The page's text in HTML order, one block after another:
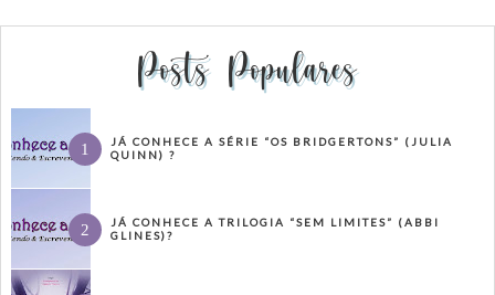
Posts Populares
JÁ CONHECE A SÉRIE “OS BRIDGERTONS” (JULIA
QUINN) ?
JÁ CONHECE A TRILOGIA “SEM LIMITES” (ABBI
GLINES)?